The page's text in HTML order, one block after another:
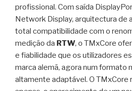
profissional. Com saída
Network Display, arquitectura de
total compatibilidade com o
medição da RTW, o TMxCore
e fiabilidade que os utilizadores
marca alemã, agora num formato
altamente adaptável. O TMxCore